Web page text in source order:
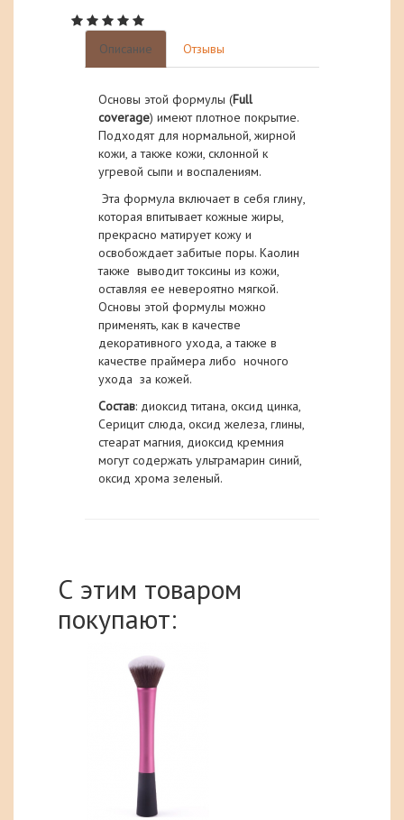
Описание Отзывы
Основы этой формулы (Full
coverage) имеют плотное покрытие.
Подходят для нормальной, жирной
кожи, а также кожи, склонной к
угревой сыпи и воспалениям.
Эта формула включает в себя глину,
которая впитывает кожные жиры,
прекрасно матирует кожу и
освобождает забитые поры. Каолин
также выводит токсины из кожи,
оставляя ее невероятно мягкой.
Основы этой формулы можно
применять, как в качестве
декоративного ухода, а также в
качестве праймера либо ночного
ухода за кожей.
Состав: диоксид титана, оксид цинка,
Серицит слюда, оксид железа, глины,
стеарат магния, диоксид кремния
могут содержать ультрамарин синий,
оксид хрома зеленый.
С этим товаром
покупают: